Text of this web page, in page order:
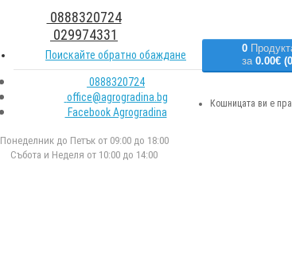
0888320724
029974331
Поискайте обратно обаждане
0888320724
office@agrogradina.bg
Facebook Agrogradina
Понеделник до Петък от 09:00 до 18:00
Събота и Неделя от 10:00 до 14:00
0
за 0.00€
Кошницата ви е